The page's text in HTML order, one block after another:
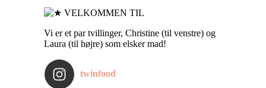
Vi er et par tvillinger, Christine (til venstre) og
Laura (til højre) som elsker mad!
twinfood